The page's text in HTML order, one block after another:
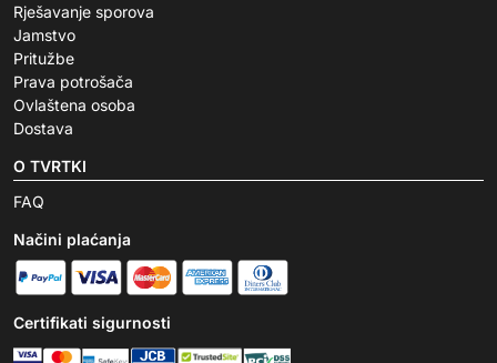
Rješavanje sporova
Jamstvo
Pritužbe
Prava potrošača
Ovlaštena osoba
Dostava
O TVRTKI
FAQ
Načini plaćanja
Certifikati sigurnosti